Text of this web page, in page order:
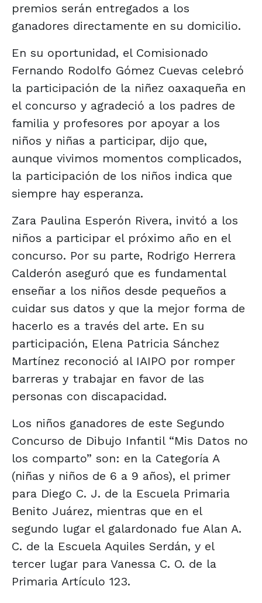
premios serán entregados a los
ganadores directamente en su domicilio.
En su oportunidad, el Comisionado
Fernando Rodolfo Gómez Cuevas celebró
la participación de la niñez oaxaqueña en
el concurso y agradeció a los padres de
familia y profesores por apoyar a los
niños y niñas a participar, dijo que,
aunque vivimos momentos complicados,
la participación de los niños indica que
siempre hay esperanza.
Zara Paulina Esperón Rivera, invitó a los
niños a participar el próximo año en el
concurso. Por su parte, Rodrigo Herrera
Calderón aseguró que es fundamental
enseñar a los niños desde pequeños a
cuidar sus datos y que la mejor forma de
hacerlo es a través del arte. En su
participación, Elena Patricia Sánchez
Martínez reconoció al IAIPO por romper
barreras y trabajar en favor de las
personas con discapacidad.
Los niños ganadores de este Segundo
Concurso de Dibujo Infantil “Mis Datos no
los comparto” son: en la Categoría A
(niñas y niños de 6 a 9 años), el primer
para Diego C. J. de la Escuela Primaria
Benito Juárez, mientras que en el
segundo lugar el galardonado fue Alan A.
C. de la Escuela Aquiles Serdán, y el
tercer lugar para Vanessa C. O. de la
Primaria Artículo 123.